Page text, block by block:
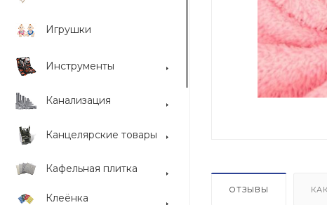
Игрушки
Инструменты
Канализация
Канцелярские товары
Кафельная плитка
Клеёнка
ОТЗЫВЫ